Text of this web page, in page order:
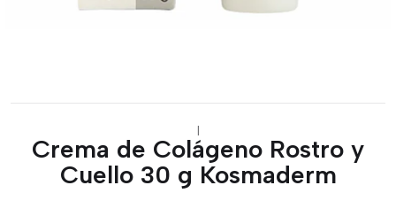
|
Crema de Colágeno Rostro y
Cuello 30 g Kosmaderm